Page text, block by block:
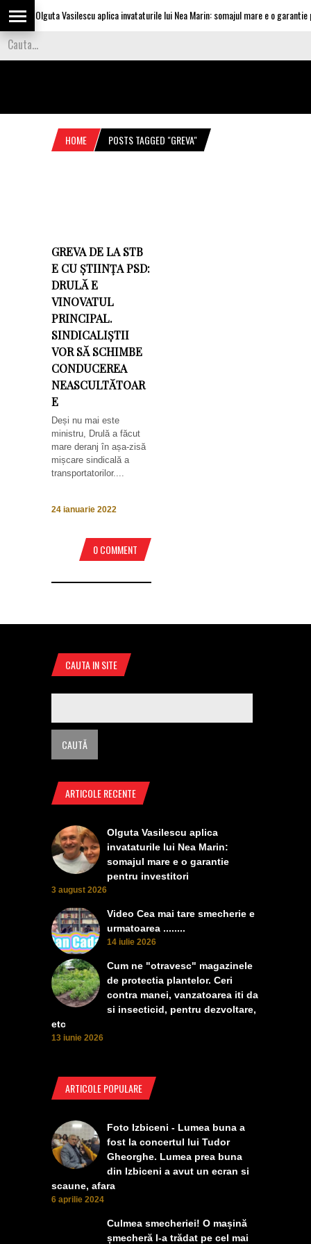
Olguta Vasilescu aplica invataturile lui Nea Marin: somajul mare e o garantie
HOME POSTS TAGGED "GREVA"
GREVA DE LA STB
E CU ȘTIINȚA PSD:
DRULĂ E
VINOVATUL
PRINCIPAL.
SINDICALIȘTII
VOR SĂ SCHIMBE
CONDUCEREA
NEASCULTĂTOAR
E
Deși nu mai este
ministru, Drulă a făcut
mare deranj în așa-zisă
mișcare sindicală a
transportatorilor....
24 ianuarie 2022
0 COMMENT
CAUTA IN SITE
ARTICOLE RECENTE
Olguta Vasilescu aplica
invataturile lui Nea Marin:
somajul mare e o garantie
pentru investitori
3 august 2026
Video Cea mai tare smecherie e
urmatoarea ........
14 iulie 2026
Cum ne "otravesc" magazinele
de protectia plantelor. Ceri
contra manei, vanzatoarea iti da
si insecticid, pentru dezvoltare,
etc
13 iunie 2026
ARTICOLE POPULARE
Foto Izbiceni - Lumea buna a
fost la concertul lui Tudor
Gheorghe. Lumea prea buna
din Izbiceni a avut un ecran si
scaune, afara
6 aprilie 2024
Culmea smecheriei! O mașină
șmecheră l-a trădat pe cel mai